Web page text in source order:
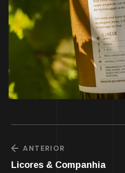
ANTERIOR
Licores & Companhia